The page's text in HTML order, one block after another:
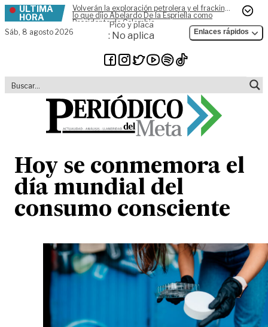
Skip to content
ÚLTIMA
HORA
Volverán la exploración petrolera y el fracking,
lo que dijo Abelardo De la Espriella como
Presidente de Colombia
Sáb, 8 agosto 2026
Pico y placa
: No aplica Enlaces rápidos
Hoy se conmemora el
día mundial del
consumo consciente